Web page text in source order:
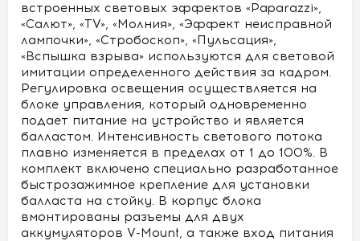
встроенных световых эффектов «Paparazzi»,
«Салют», «TV», «Молния», «Эффект неисправной
лампочки», «Стробоскоп», «Пульсация»,
«Вспышка взрыва» используются для световой
имитации определенного действия за кадром.
Регулировка освещения осуществляется на
блоке управления, который одновременно
подает питание на устройство и является
балластом. Интенсивность светового потока
плавно изменяется в пределах от 1 до 100%. В
комплект включено специально разработанное
быстрозажимное крепление для установки
балласта на стойку. В корпус блока
вмонтированы разъемы для двух
аккумуляторов V-Mount, а также вход питания